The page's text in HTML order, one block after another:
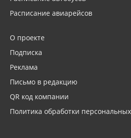
Расписание авиарейсов
О проекте
Подписка
Реклама
Письмо в редакцию
QR код компании
Политика обработки